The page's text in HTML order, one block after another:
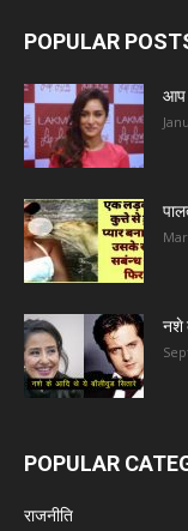
POPULAR
आप
नशे
POPULAR
राजनीति